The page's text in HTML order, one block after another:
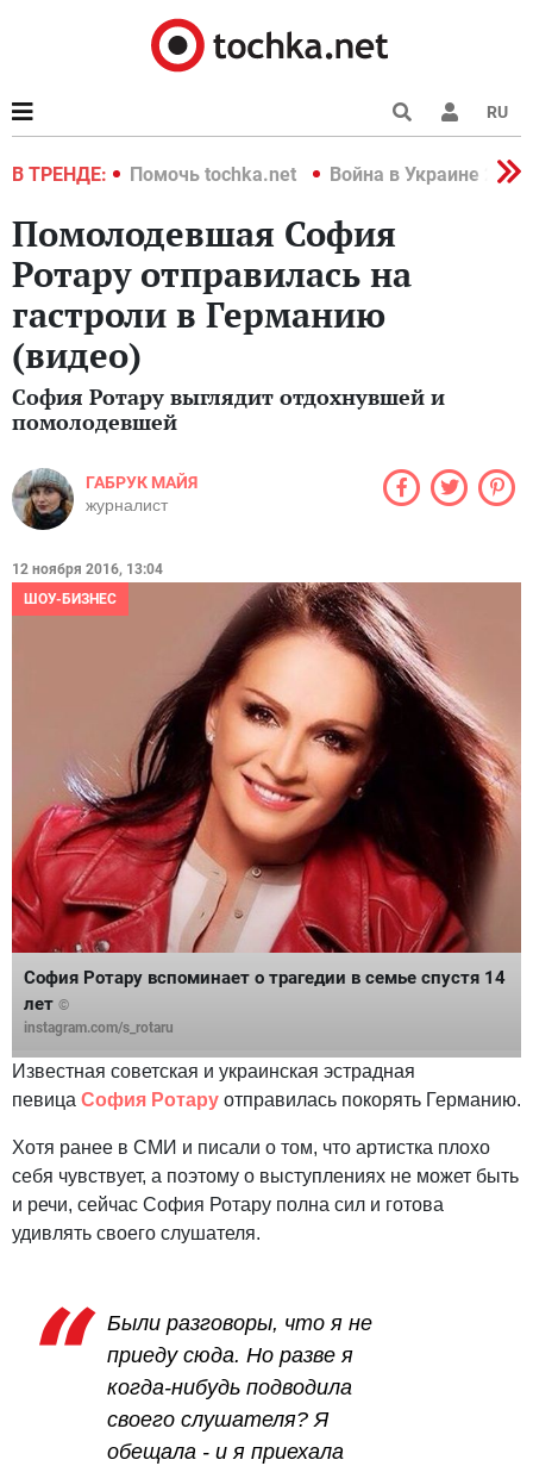
RU
В ТРЕНДЕ:
2022 Помочь tochka.net Война в Украине 2022
Помолодевшая София
Ротару отправилась на
гастроли в Германию
(видео)
София Ротару выглядит отдохнувшей и
помолодевшей
ГАБРУК МАЙЯ
журналист
12 ноября 2016, 13:04
ШОУ-БИЗНЕС
София Ротару вспоминает о трагедии в семье спустя 14
лет ©
instagram.com/s_rotaru
Известная советская и украинская эстрадная
певица София Ротару отправилась покорять Германию.
Хотя ранее в СМИ и писали о том, что артистка плохо
себя чувствует, а поэтому о выступлениях не может быть
и речи, сейчас София Ротару полна сил и готова
удивлять своего слушателя.
Были разговоры, что я не
приеду сюда. Но разве я
когда-нибудь подводила
своего слушателя? Я
обещала - и я приехала